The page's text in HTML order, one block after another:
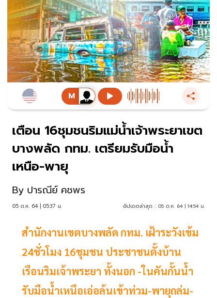
เตือน 16ชุมชนริมแม่น้ำเจ้าพระยาเขต
บางพลัด กทม. เตรียมรับมือน้ำ
เหนือ-พายุ
By ปารณีย์ คชพร
05 ต.ค. 64 | 05:37 น. อัปเดตล่าสุด : 05 ต.ค. 64 | 14:54 น.
สำนักงานเขตบางพลัด กทม. เฝ้าระวังเข้ม
24ชั่วโมง 16ชุมชน ประชาชนตั้งบ้าน
เรือนริมเจ้าพระยา ทั้งนอก -ในคันกั้นน้ำ
รับมือน้ำเหนือเอ่อล้นเข้าท่วม-พายุถล่ม-